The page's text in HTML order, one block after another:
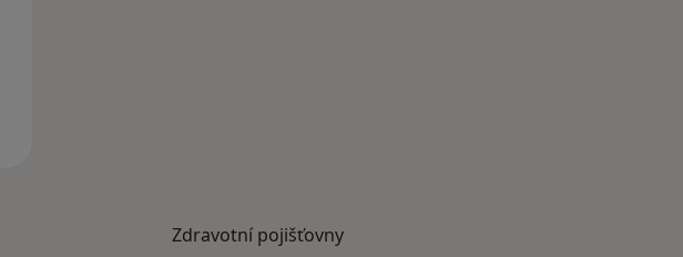
Zdravotní pojišťovny